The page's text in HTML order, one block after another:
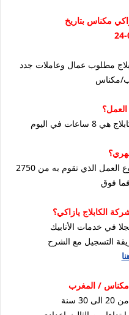
مكناس بتاريخ
مطلوب عمال وعاملات جدد
مكناس
في اليوم
للشركة رواتب شهرية تتحدد حسب نوع العمل الذي تقوم به من 2750
فوق
الكابلاج يازاكي؟
في خدمات الأنابيك
التسجيل مع الشرح
مكناس / المغرب
سنة